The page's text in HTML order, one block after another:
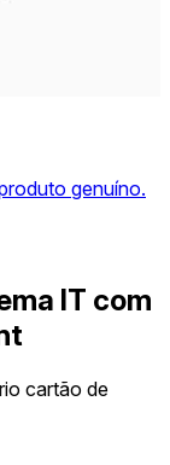
genuíno.
IT com
cartão de